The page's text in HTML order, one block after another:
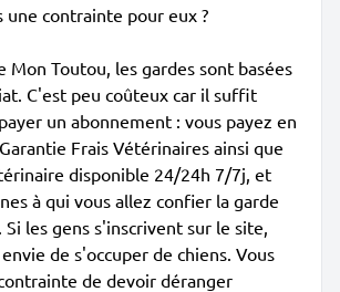
une contrainte pour eux ?
Mon Toutou, les gardes sont basées
C'est peu coûteux car il suffit
un abonnement : vous payez en
Frais Vétérinaires ainsi que
disponible 24/24h 7/7j, et
à qui vous allez confier la garde
les gens s'inscrivent sur le site,
de s'occuper de chiens. Vous
de devoir déranger